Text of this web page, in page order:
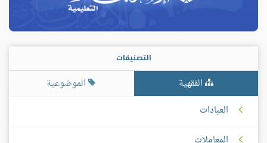
التصنيفات
الفقهية
الموضوعية
العبادات